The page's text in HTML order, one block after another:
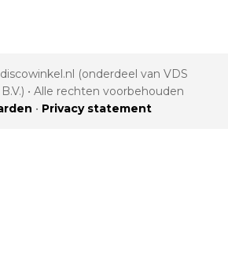
(onderdeel van VDS
• Alle rechten voorbehouden
• Privacy statement